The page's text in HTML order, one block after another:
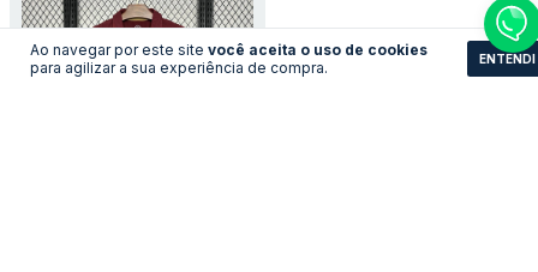
Ao navegar por este site você aceita o uso de cookies
para agilizar a sua experiência de compra.
ENTENDI